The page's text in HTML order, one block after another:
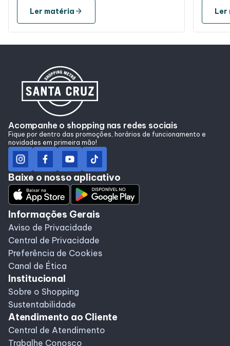
Ler matéria arrow_forward Ler
Acompanhe o shopping nas redes sociais
Fique por dentro das promoções, horários de funcionamento e
novidades em primeira mão!
Baixe o nosso aplicativo
Informações Gerais
Aviso de Privacidade
Central de Privacidade
Preferência de Cookies
Canal de Ética
Institucional
Sobre o Shopping
Sustentabilidade
Atendimento ao Cliente
Central de Atendimento
Trabalhe Conosco